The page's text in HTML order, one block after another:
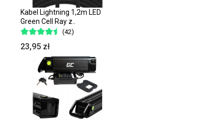
Kabel Lightning 1,2m LED
Green Cell Ray z..
(42)
23,95 zł